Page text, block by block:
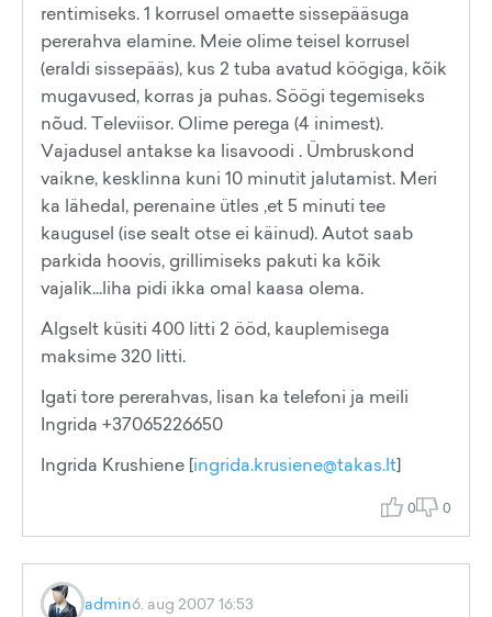
rentimiseks. 1 korrusel omaette sissepääsuga
pererahva elamine. Meie olime teisel korrusel
(eraldi sissepääs), kus 2 tuba avatud köögiga, kõik
mugavused, korras ja puhas. Söögi tegemiseks
nõud. Televiisor. Olime perega (4 inimest).
Vajadusel antakse ka lisavoodi . Ümbruskond
vaikne, kesklinna kuni 10 minutit jalutamist. Meri
ka lähedal, perenaine ütles ,et 5 minuti tee
kaugusel (ise sealt otse ei käinud). Autot saab
parkida hoovis, grillimiseks pakuti ka kõik
vajalik...liha pidi ikka omal kaasa olema.
Algselt küsiti 400 litti 2 ööd, kauplemisega
maksime 320 litti.
Igati tore pererahvas, lisan ka telefoni ja meili
Ingrida +37065226650
Ingrida Krushiene [ingrida.krusiene@takas.lt]
0 0
admin6. aug 2007 16:53